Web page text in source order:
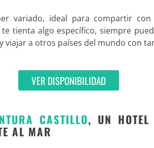
variado, ideal para compartir
tienta algo específico, siempre
y viajar a otros países del mundo con
VER DISPONIBILIDAD
CASTILLO, UN HOTEL
AL MAR